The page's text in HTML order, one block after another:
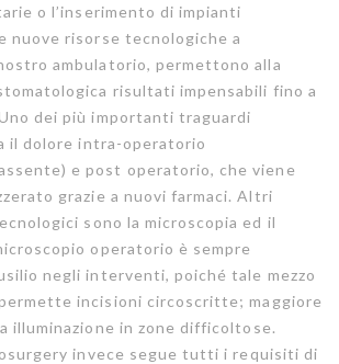
o l’inserimento di impianti
nuove risorse tecnologiche a
ambulatorio, permettono alla
risultati impensabili fino a
dei più importanti traguardi
il dolore intra-operatorio
e post operatorio, che viene
grazie a nuovi farmaci. Altri
sono la microscopia ed il
operatorio è sempre
negli interventi, poiché tale mezzo
incisioni circoscritte; maggiore
illuminazione in zone difficoltose.
invece segue tutti i requisiti di